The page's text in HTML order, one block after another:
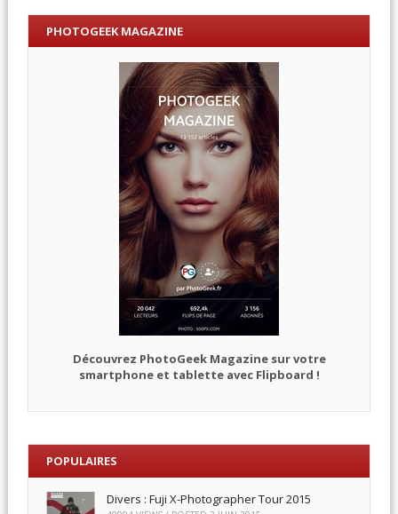
PHOTOGEEK MAGAZINE
Découvrez PhotoGeek Magazine sur votre
smartphone et tablette avec Flipboard !
POPULAIRES
Divers : Fuji X-Photographer Tour 2015